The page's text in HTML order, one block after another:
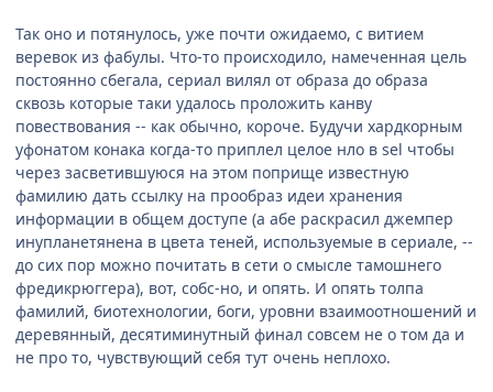
Так оно и потянулось, уже почти ожидаемо, с витием
веревок из фабулы. Что-то происходило, намеченная цель
постоянно сбегала, сериал вилял от образа до образа
сквозь которые таки удалось проложить канву
повествования -- как обычно, короче. Будучи хардкорным
уфонатом конака когда-то приплел целое нло в sel чтобы
через засветившуюся на этом поприще известную
фамилию дать ссылку на прообраз идеи хранения
информации в общем доступе (а абе раскрасил джемпер
инупланетянена в цвета теней, используемые в сериале, --
до сих пор можно почитать в сети о смысле тамошнего
фредикрюггера), вот, собс-но, и опять. И опять толпа
фамилий, биотехнологии, боги, уровни взаимоотношений и
деревянный, десятиминутный финал совсем не о том да и
не про то, чувствующий себя тут очень неплохо.